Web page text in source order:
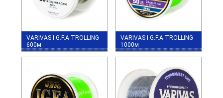
VARIVAS I.G.F.A TROLLING
600м
VARIVAS I.G.F.A TROLLING
1000м